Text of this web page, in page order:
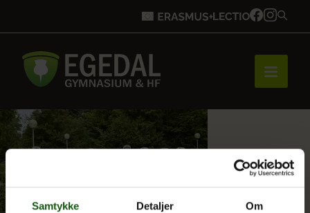
Samtykke Detaljer Om
Forside